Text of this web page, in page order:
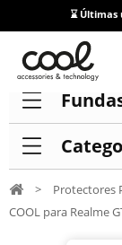
⌛
> Protectores
COOL para Realme